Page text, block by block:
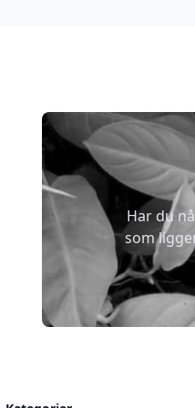
Har du
som